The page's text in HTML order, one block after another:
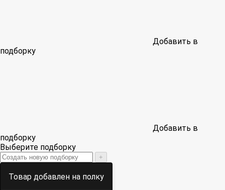
Добавить в
подборку
Добавить в
подборку
Выберите подборку
+
Товар добавлен на полку